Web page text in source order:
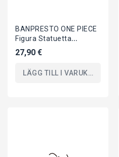
LÄGG TILL I VARUKORGEN